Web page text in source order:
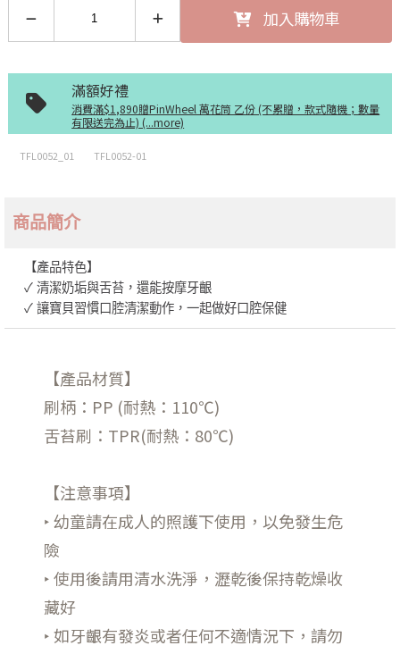
加入購物車
滿額好禮
消費滿$1,890贈PinWheel 萬花筒 乙份 (不累贈，款式隨機；數量
有限送完為止) (...more)
TFL0052_01 TFL0052-01
商品簡介
【產品特色】
✓ 清潔奶垢與舌苔，還能按摩牙齦
✓ 讓寶貝習慣口腔清潔動作，一起做好口腔保健
【產品材質】
刷柄：PP (耐熱：110℃)
舌苔刷：TPR(耐熱：80℃)
【注意事項】
‣ 幼童請在成人的照護下使用，以免發生危
險
‣ 使用後請用清水洗淨，瀝乾後保持乾燥收
藏好
‣ 如牙齦有發炎或者任何不適情況下，請勿